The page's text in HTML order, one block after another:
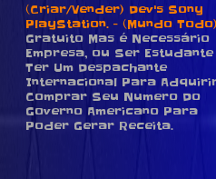
(Criar/Vender) Dev's Sony
PlayStation. - (Mundo Todo)
Gratuito Mas é Necessário
Empresa, ou Ser Estudante
Ter Um Despachante
Internacional Para
Comprar Seu Numero Do
Governo Americano Para
Poder Gerar Receita.